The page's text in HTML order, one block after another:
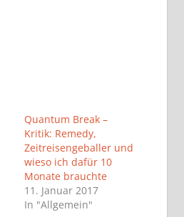
Quantum Break –
Kritik: Remedy,
Zeitreisengeballer und
wieso ich dafür 10
Monate brauchte
11. Januar 2017
In "Allgemein"